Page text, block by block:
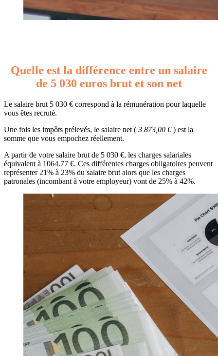
Quelle est la différence entre un salaire
de 5 030 euros brut et son net
Le salaire brut 5 030 € correspond à la rémunération pour laquelle
vous êtes recruté.
Une fois les impôts prélevés, le salaire net ( 3 873,00 €) est la
somme que vous empochez réellement.
A partir de votre salaire brut de 5 030 €, les charges salariales
équivalent à 1064.77 €. Ces différentes charges obligatoires peuvent
représenter 21% à 23% du salaire brut alors que les charges
patronales (incombant à votre employeur) vont de 25% à 42%.